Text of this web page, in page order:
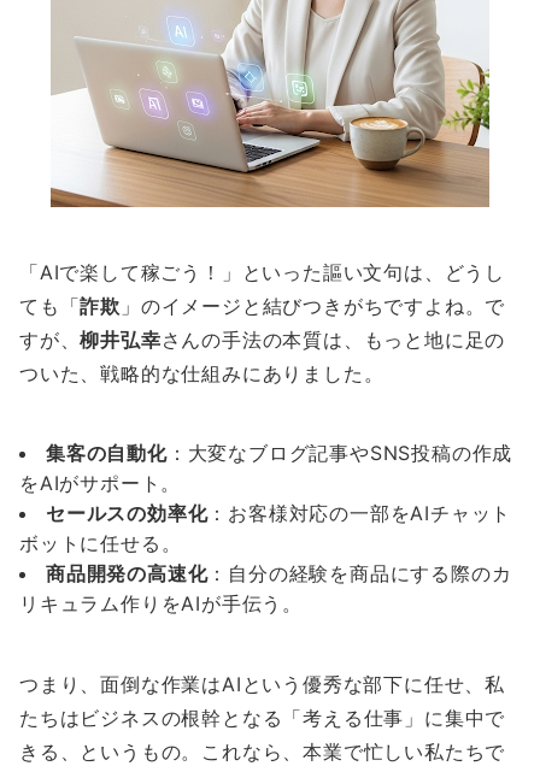
「AIで楽して稼ごう！」といった謳い文句は、どうし
ても「詐欺 」のイメージと結びつきがちですよね。で
すが、柳井弘幸さんの手法の本質は、もっと地に足の
ついた、戦略的な仕組みにありました。
集客の自動化：大変なブログ記事やSNS投稿の作成
をAIがサポート。
セールスの効率化：お客様対応の一部をAIチャット
ボットに任せる。
商品開発の高速化：自分の経験を商品にする際のカ
リキュラム作りをAIが手伝う。
つまり、面倒な作業はAIという優秀な部下に任せ、私
たちはビジネスの根幹となる「考える仕事」に集中で
きる、というもの。これなら、本業で忙しい私たちで